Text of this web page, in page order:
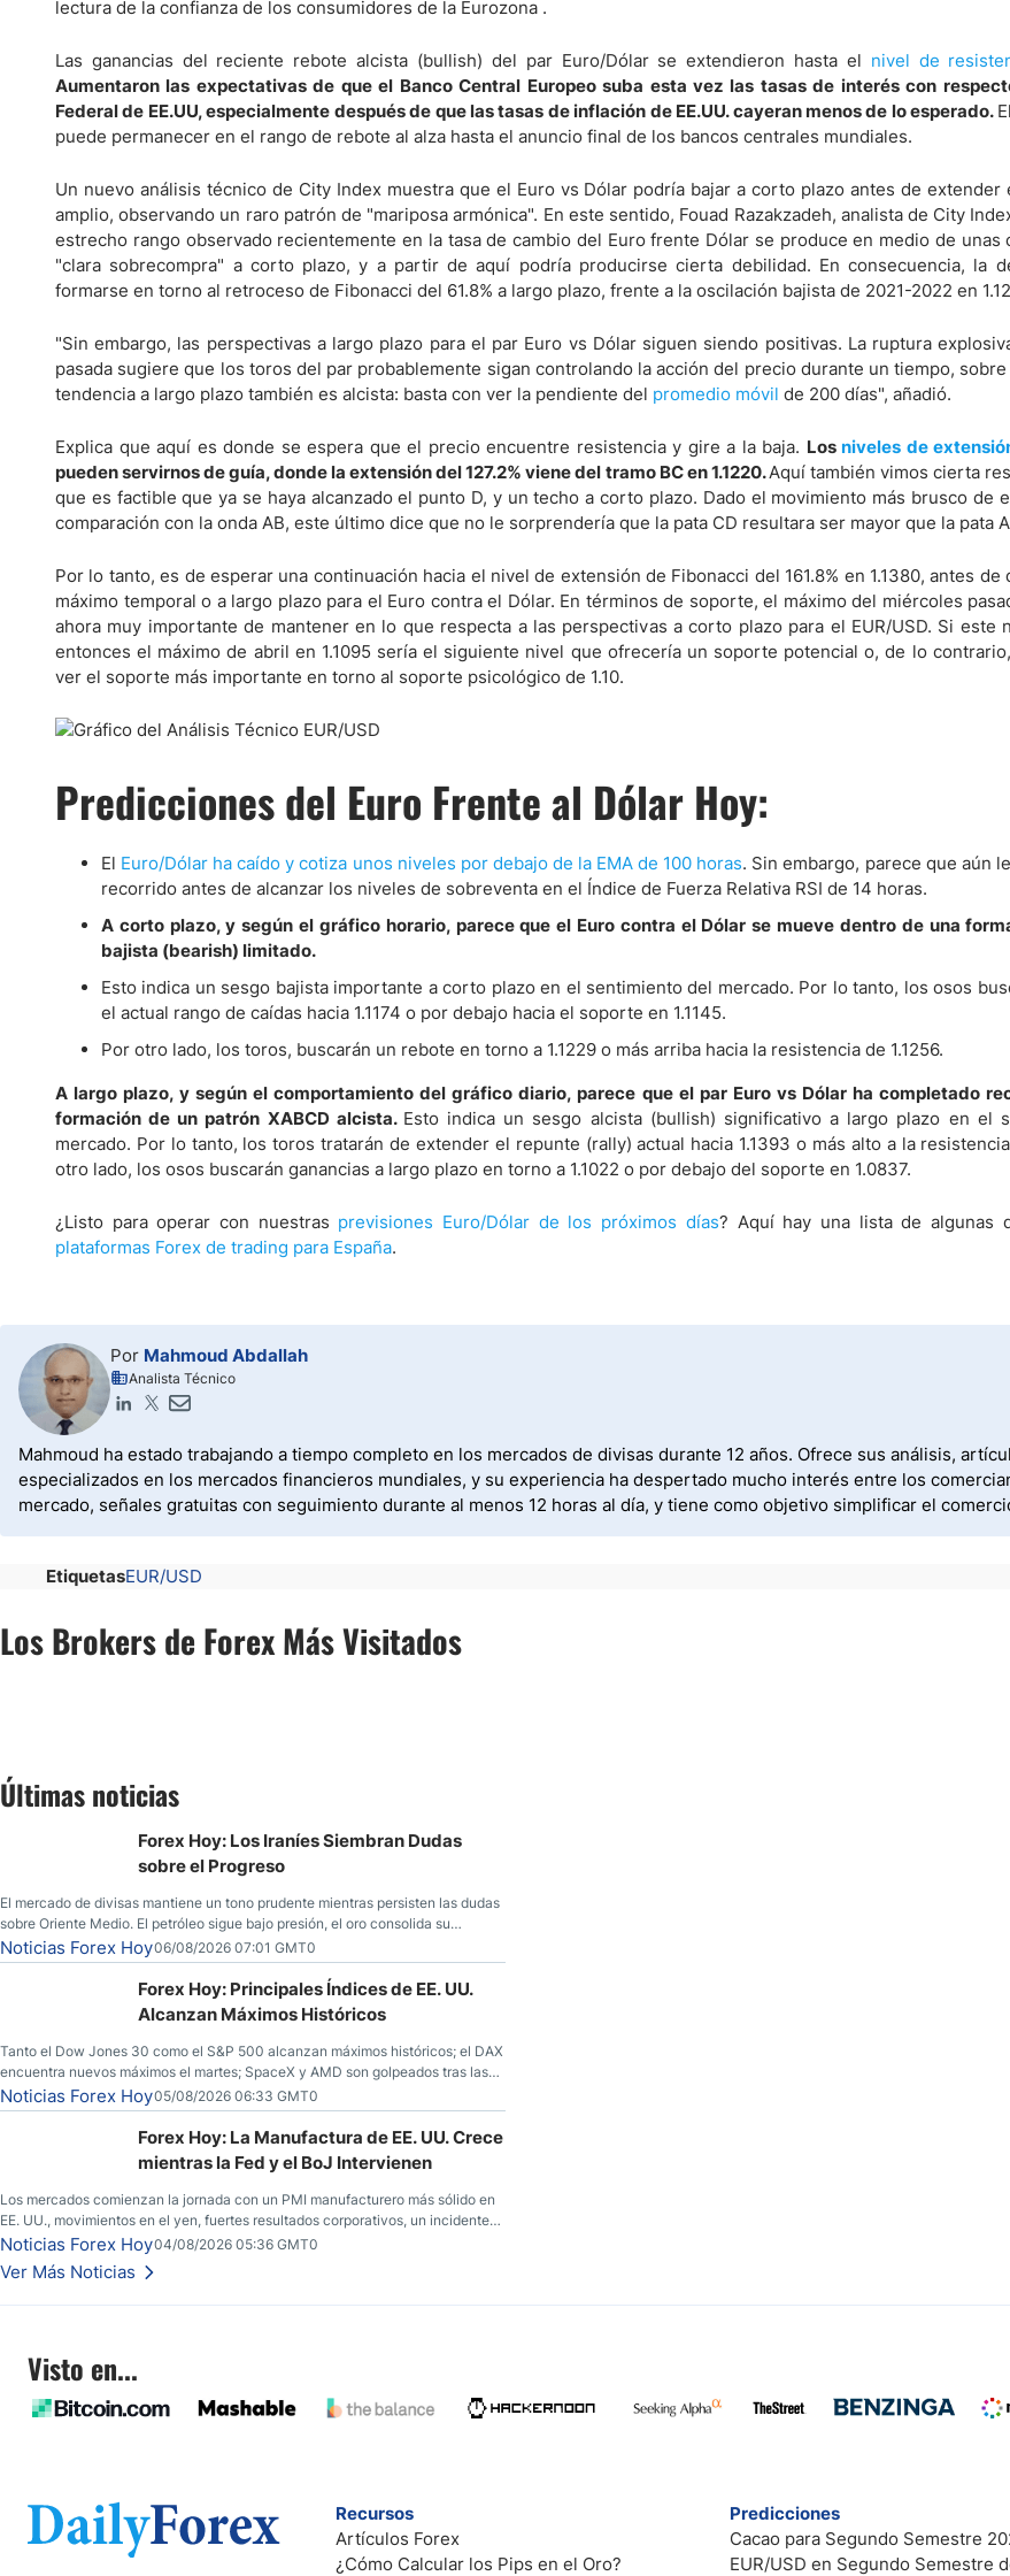
Peru
Panama
Latinoamérica
Nicaragua
Estados Unidos
IBEX 35
Todos los índices
Acciones
Banco Santander (SAN)
Todas las Acciones
lectura de la confianza de los consumidores de la Eurozona .
Las ganancias del reciente rebote alcista (bullish) del par Euro/Dólar se extendieron hasta el nivel de
Aumentaron las expectativas de que el Banco Central Europeo suba esta vez las tasas de interés con
Federal de EE.UU, especialmente después de que las tasas de inflación de EE.UU. cayeran menos de lo esperado.
puede permanecer en el rango de rebote al alza hasta el anuncio final de los bancos centrales mundiales.
Un nuevo análisis técnico de City Index muestra que el Euro vs Dólar podría bajar a corto plazo antes de extender
amplio, observando un raro patrón de "mariposa armónica". En este sentido, Fouad Razakzadeh, analista de City
estrecho rango observado recientemente en la tasa de cambio del Euro frente Dólar se produce en medio de unas
"clara sobrecompra" a corto plazo, y a partir de aquí podría producirse cierta debilidad. En consecuencia, la
formarse en torno al retroceso de Fibonacci del 61.8% a largo plazo, frente a la oscilación bajista de 2021-2022 en
"Sin embargo, las perspectivas a largo plazo para el par Euro vs Dólar siguen siendo positivas. La ruptura
pasada sugiere que los toros del par probablemente sigan controlando la acción del precio durante un tiempo,
tendencia a largo plazo también es alcista: basta con ver la pendiente del promedio móvil de 200 días", añadió.
Explica que aquí es donde se espera que el precio encuentre resistencia y gire a la baja. Los niveles de
pueden servirnos de guía, donde la extensión del 127.2% viene del tramo BC en 1.1220.Aquí también vimos cierta
que es factible que ya se haya alcanzado el punto D, y un techo a corto plazo. Dado el movimiento más brusco de
comparación con la onda AB, este último dice que no le sorprendería que la pata CD resultara ser mayor que la pata
Por lo tanto, es de esperar una continuación hacia el nivel de extensión de Fibonacci del 161.8% en 1.1380, antes de
máximo temporal o a largo plazo para el Euro contra el Dólar. En términos de soporte, el máximo del miércoles
ahora muy importante de mantener en lo que respecta a las perspectivas a corto plazo para el EUR/USD. Si este
entonces el máximo de abril en 1.1095 sería el siguiente nivel que ofrecería un soporte potencial o, de lo
ver el soporte más importante en torno al soporte psicológico de 1.10.
Predicciones del Euro Frente al Dólar Hoy:
El Euro/Dólar ha caído y cotiza unos niveles por debajo de la EMA de 100 horas. Sin embargo, parece que aún
recorrido antes de alcanzar los niveles de sobreventa en el Índice de Fuerza Relativa RSI de 14 horas.
A corto plazo, y según el gráfico horario, parece que el Euro contra el Dólar se mueve dentro de una
bajista (bearish) limitado.
Esto indica un sesgo bajista importante a corto plazo en el sentimiento del mercado. Por lo tanto, los osos
el actual rango de caídas hacia 1.1174 o por debajo hacia el soporte en 1.1145.
Por otro lado, los toros, buscarán un rebote en torno a 1.1229 o más arriba hacia la resistencia de 1.1256.
A largo plazo, y según el comportamiento del gráfico diario, parece que el par Euro vs Dólar ha completado
formación de un patrón XABCD alcista. Esto indica un sesgo alcista (bullish) significativo a largo plazo en el
mercado. Por lo tanto, los toros tratarán de extender el repunte (rally) actual hacia 1.1393 o más alto a la
otro lado, los osos buscarán ganancias a largo plazo en torno a 1.1022 o por debajo del soporte en 1.0837.
¿Listo para operar con nuestras previsiones Euro/Dólar de los próximos días? Aquí hay una lista de algunas
plataformas Forex de trading para España.
Por Mahmoud Abdallah
Analista Técnico
Mahmoud ha estado trabajando a tiempo completo en los mercados de divisas durante 12 años. Ofrece sus análisis,
especializados en los mercados financieros mundiales, y su experiencia ha despertado mucho interés entre los
mercado, señales gratuitas con seguimiento durante al menos 12 horas al día, y tiene como objetivo simplificar el
EtiquetasEUR/USD
Los Brokers de Forex Más Visitados
Últimas noticias
Forex Hoy: Los Iraníes Siembran Dudas
sobre el Progreso
El mercado de divisas mantiene un tono prudente mientras persisten las dudas
sobre Oriente Medio. El petróleo sigue bajo presión, el oro consolida su
fortaleza y los operadores esperan nuevas referencias económicas desde
Estados Unidos.
Noticias Forex Hoy06/08/2026 07:01 GMT0
Forex Hoy: Principales Índices de EE. UU.
Alcanzan Máximos Históricos
Tanto el Dow Jones 30 como el S&P 500 alcanzan máximos históricos; el DAX
encuentra nuevos máximos el martes; SpaceX y AMD son golpeados tras las
llamadas de ganancias; el petróleo crudo cae por debajo de los $80 con
nuevas esperanzas; el dólar estadounidense continúa intentando estabilizarse
frente al yen; el peso mexicano ve un repunte a medida que las tasas caen en
Noticias Forex Hoy05/08/2026 06:33 GMT0
Forex Hoy: La Manufactura de EE. UU. Crece
mientras la Fed y el BoJ Intervienen
Los mercados comienzan la jornada con un PMI manufacturero más sólido en
EE. UU., movimientos en el yen, fuertes resultados corporativos, un incidente
de seguridad en Bitcoin y nuevas señales desde el mercado del petróleo.
Noticias Forex Hoy04/08/2026 05:36 GMT0
Ver Más Noticias
Visto en...
Recursos
Artículos Forex
¿Cómo Calcular los Pips en el Oro?
Predicciones
Cacao para Segundo Semestre
EUR/USD en Segundo Semestre